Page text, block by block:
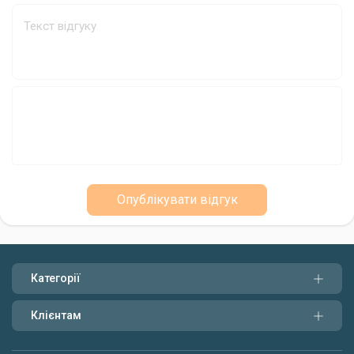
Гачки Balzer Adrenalin Cat доступні за ціною та стануть
Опублікувати відгук
Категорії
Клієнтам